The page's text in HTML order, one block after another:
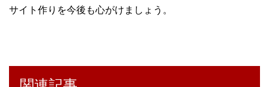
サイト作りを今後も心がけましょう。